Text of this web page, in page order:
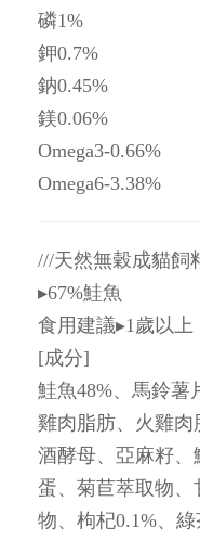
磷1%
鉀0.7%
鈉0.45%
鎂0.06%
Omega3-0.66%
Omega6-3.38%
///天然無穀成貓飼
▸67%鮭魚
食用建議▸1歲以上
[成分]
鮭魚48%、馬鈴薯
雞肉脂肪、火雞
酒酵母、亞麻籽、
蛋、菊苣萃取物、
物、枸杞0.1%、